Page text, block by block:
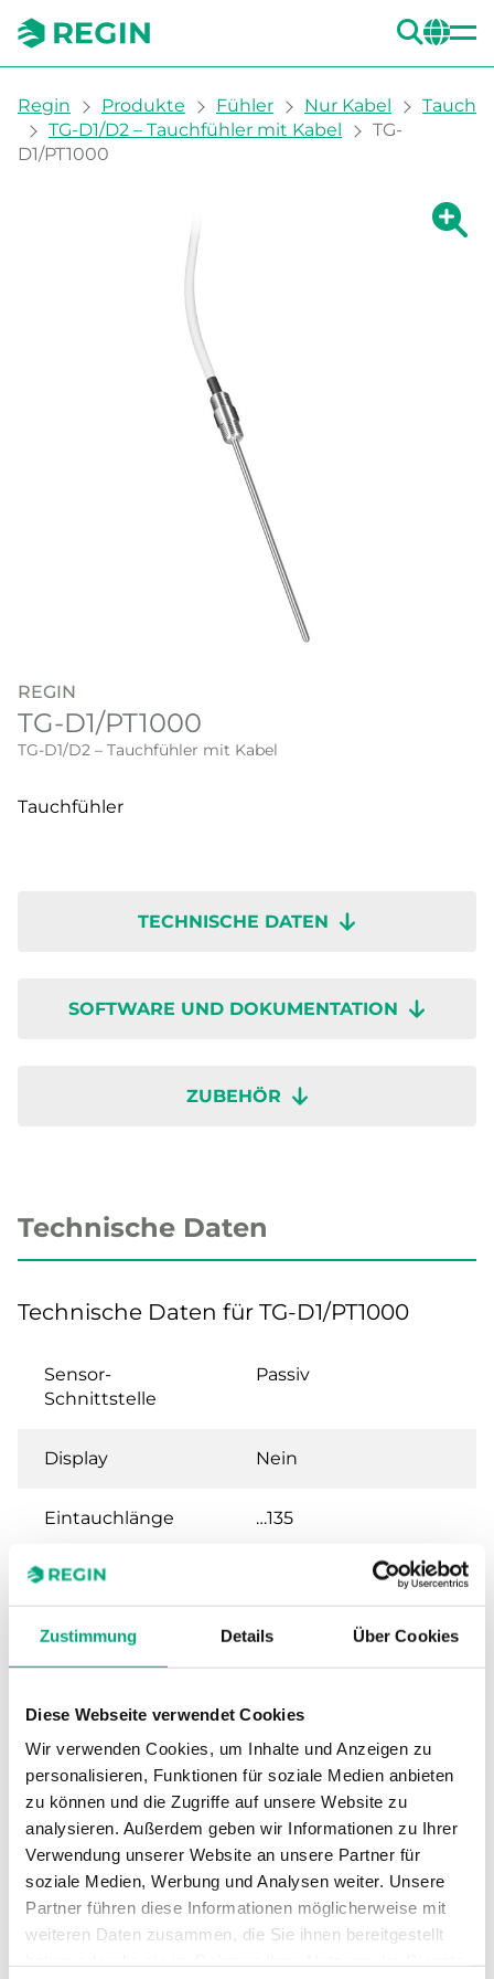
Zustimmung Details Über Cookies
Diese Webseite verwendet Cookies
Wir verwenden Cookies, um Inhalte und Anzeigen zu
personalisieren, Funktionen für soziale Medien anbieten
zu können und die Zugriffe auf unsere Website zu
analysieren. Außerdem geben wir Informationen zu Ihrer
Verwendung unserer Website an unsere Partner für
soziale Medien, Werbung und Analysen weiter. Unsere
Partner führen diese Informationen möglicherweise mit
weiteren Daten zusammen, die Sie ihnen bereitgestellt
You are here:
Regin Produkte Fühler Nur Kabel
Tauch
TG-D1/D2 – Tauchfühler mit Kabel
TG-
D1/PT1000
Zeige
REGIN
TG-D1/PT1000
TG-D1/D2 – Tauchfühler mit Kabel
Tauchfühler
TECHNISCHE DATEN
SOFTWARE UND DOKUMENTATION
ZUBEHÖR
Technische Daten
Technische Daten für TG-D1/PT1000
Sensor-
Schnittstelle
Passiv
Display Nein
Eintauchlänge …135
Kabellänge
Durchmesser,
Schutzhülse
4 mm
Messbereich,
Temperatur
-30…70 °C
Sensorelement PT1000
Sensorelement,
Klasse
DIN-Klasse B: ± (0,3 +
0,005 |T|°C)